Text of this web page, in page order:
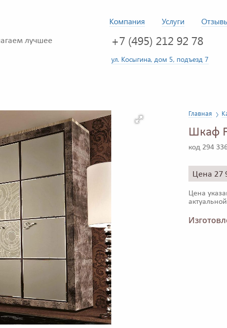
Компания Услуги
лучшее +7 (495) 212 92 78
ул. Косыгина, дом 5, подъезд 7
Главная
Шкаф
код 294
Цена 27
Цена